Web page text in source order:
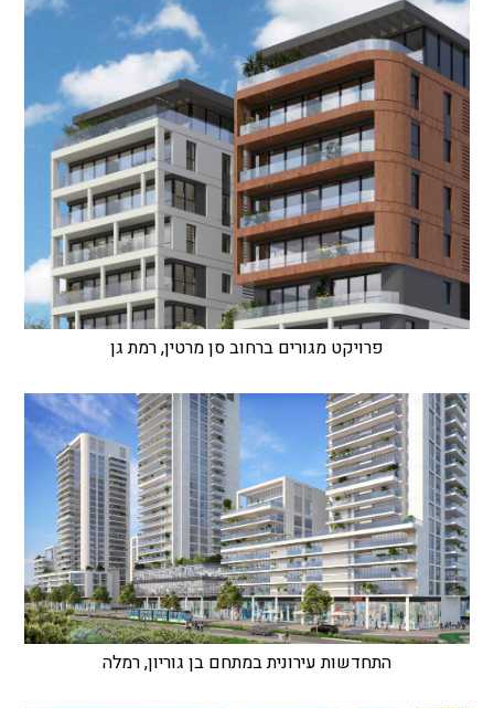
פרויקט מגורים ברחוב סן מרטין, רמת גן
התחדשות עירונית במתחם בן גוריון, רמלה